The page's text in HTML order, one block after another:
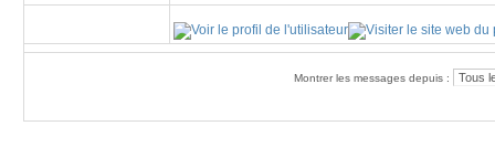
Montrer les messages depuis :